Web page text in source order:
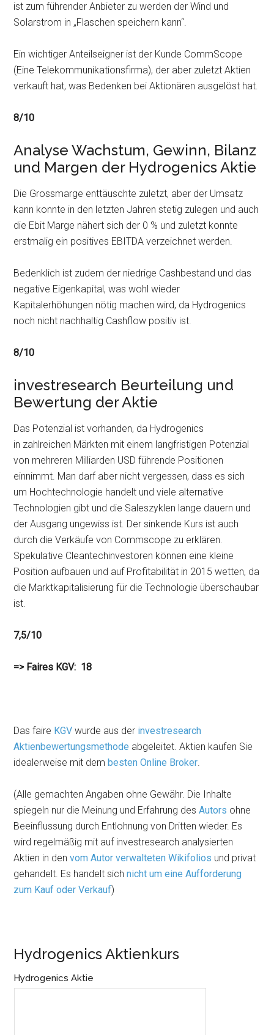
ist zum führender Anbieter zu werden der Wind und
Solarstrom in „Flaschen speichern kann“.
Ein wichtiger Anteilseigner ist der Kunde CommScope
(Eine Telekommunikationsfirma), der aber zuletzt Aktien
verkauft hat, was Bedenken bei Aktionären ausgelöst hat.
8/10
Analyse Wachstum, Gewinn, Bilanz
und Margen der Hydrogenics Aktie
Die Grossmarge enttäuschte zuletzt, aber der Umsatz
kann konnte in den letzten Jahren stetig zulegen und auch
die Ebit Marge nähert sich der 0 % und zuletzt konnte
erstmalig ein positives EBITDA verzeichnet werden.
Bedenklich ist zudem der niedrige Cashbestand und das
negative Eigenkapital, was wohl wieder
Kapitalerhöhungen nötig machen wird, da Hydrogenics
noch nicht nachhaltig Cashflow positiv ist.
8/10
investresearch Beurteilung und
Bewertung der Aktie
Das Potenzial ist vorhanden, da Hydrogenics
in zahlreichen Märkten mit einem langfristigen Potenzial
von mehreren Milliarden USD führende Positionen
einnimmt. Man darf aber nicht vergessen, dass es sich
um Hochtechnologie handelt und viele alternative
Technologien gibt und die Saleszyklen lange dauern und
der Ausgang ungewiss ist. Der sinkende Kurs ist auch
durch die Verkäufe von Commscope zu erklären.
Spekulative Cleantechinvestoren können eine kleine
Position aufbauen und auf Profitabilität in 2015 wetten, da
die Marktkapitalisierung für die Technologie überschaubar
ist.
7,5/10
=> Faires KGV: 18
Das faire KGV wurde aus der investresearch
Aktienbewertungsmethode abgeleitet. Aktien kaufen Sie
idealerweise mit dembesten Online Broker.
(Alle gemachten Angaben ohne Gewähr. Die Inhalte
spiegeln nur die Meinung und Erfahrung desAutors ohne
Beeinflussung durch Entlohnung von Dritten wieder. Es
wird regelmäßig mit auf investresearch analysierten
Aktien in denvom Autor verwalteten Wikifolios und privat
gehandelt. Es handelt sichnicht um eine Aufforderung
zum Kauf oder Verkauf)
Hydrogenics Aktienkurs
Hydrogenics Aktie